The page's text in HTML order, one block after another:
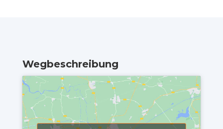
Wegbeschreibung